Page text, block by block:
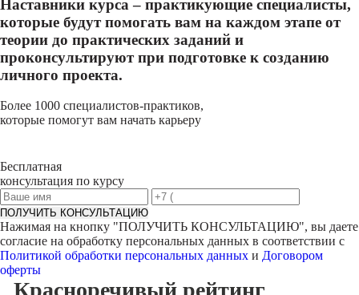
Наставники курса – практикующие специалисты,
которые будут помогать вам на каждом этапе от
теории до практических заданий и
проконсультируют при подготовке к созданию
личного проекта.
Более 1000 специалистов-практиков,
которые помогут вам начать карьеру
Бесплатная
консультация по курсу
ПОЛУЧИТЬ КОНСУЛЬТАЦИЮ
Нажимая на кнопку "ПОЛУЧИТЬ КОНСУЛЬТАЦИЮ", вы даете
согласие на обработку персональных данных в соответствии с
Политикой обработки персональных данных и Договором
оферты
Красноречивый рейтинг